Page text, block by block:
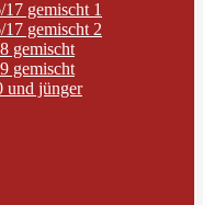
gemischt 1
gemischt 2
gemischt
gemischt
und jünger